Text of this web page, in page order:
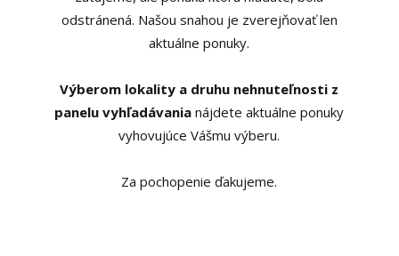
odstránená. Našou snahou je zverejňovať len
aktuálne ponuky.
Výberom lokality a druhu nehnuteľnosti z
panelu vyhľadávania nájdete aktuálne ponuky
vyhovujúce Vášmu výberu.
Za pochopenie ďakujeme.